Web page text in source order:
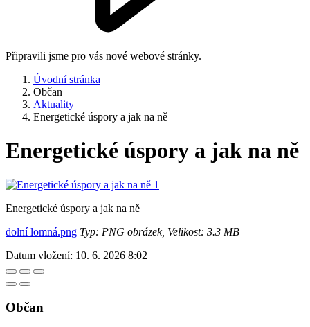
Připravili jsme pro vás nové webové stránky.
Úvodní stránka
Občan
Aktuality
Energetické úspory a jak na ně
Energetické úspory a jak na ně
Energetické úspory a jak na ně
dolní lomná.png Typ: PNG obrázek, Velikost: 3.3 MB
Datum vložení: 10. 6. 2026 8:02
Občan